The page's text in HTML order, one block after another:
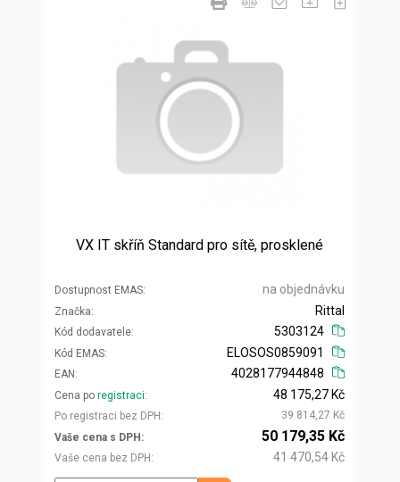
VX IT skříň Standard pro sítě, prosklené
Dostupnost EMAS na objednávku
Značka
Kód dodavatele
Rittal
5303124
Kód EMAS
EAN
ELOSOS0859091
4028177944848
Cena po registraci
Po registraci bez DPH
48 175,27 Kč
39 814,27 Kč
Vaše cena s DPH
Vaše cena bez DPH
50 179,35 Kč
41 470,54 Kč